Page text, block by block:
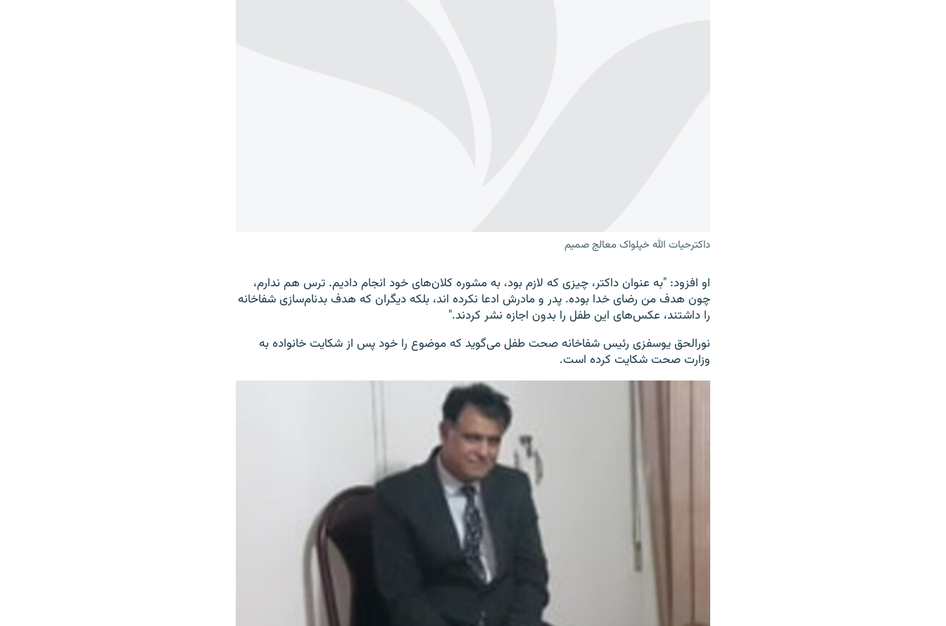
داکترحیات الله خپلواک معالج صمیم
او افزود: "به عنوان داکتر، چیزی که لازم بود، به مشوره کلان‌های خود انجام دادیم. ترس هم ندارم،
چون هدف من رضای خدا بوده. پدر و مادرش ادعا نکرده اند، بلکه دیگران که هدف بدنام‌سازی شفاخانه
را داشتند، عکس‌های این طفل را بدون اجازه نشر کردند."
نورالحق یوسفزی رئیس شفاخانه صحت طفل می‌گوید که موضوع را خود پس از شکایت خانواده به
وزارت صحت شکایت کرده‌ است.